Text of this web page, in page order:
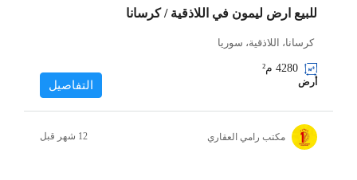
للبيع ارض ليمون في اللاذقية / كرسانا
كرسانا، اللاذقية، سوريا
4280 م²
أرض التفاصيل
مكتب رامي العقاري